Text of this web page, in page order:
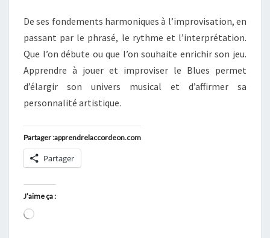
De ses fondements harmoniques à l’improvisation, en
passant par le phrasé, le rythme et l’interprétation.
Que l’on débute ou que l’on souhaite enrichir son jeu.
Apprendre à jouer et improviser le Blues permet
d’élargir son univers musical et d’affirmer sa
personnalité artistique.
Partager :apprendrelaccordeon.com
Partager
J’aime ça :
Chargement…